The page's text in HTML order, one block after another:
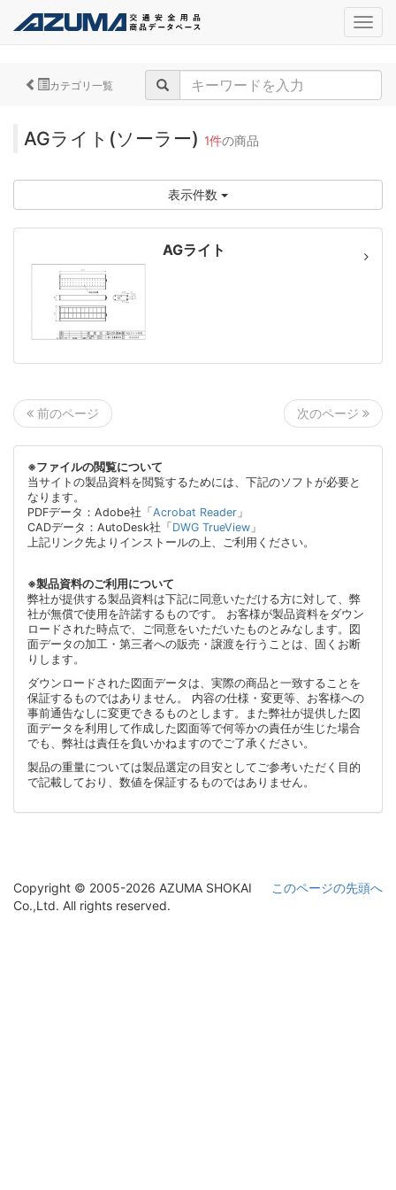
カテゴリ一覧
AGライト(ソーラー) 1件の商品
表示件数
AGライト
前のページ 次のページ
※ファイルの閲覧について
当サイトの製品資料を閲覧するためには、下記のソフトが必要と
なります。
PDFデータ：Adobe社「Acrobat Reader 」
CADデータ：AutoDesk社「DWG TrueView 」
上記リンク先よりインストールの上、ご利用ください。
※製品資料のご利用について
弊社が提供する製品資料は下記に同意いただける方に対して、弊
社が無償で使用を許諾するものです。 お客様が製品資料をダウン
ロードされた時点で、ご同意をいただいたものとみなします。図
面データの加工・第三者への販売・譲渡を行うことは、固くお断
りします。
ダウンロードされた図面データは、実際の商品と一致することを
保証するものではありません。 内容の仕様・変更等、お客様への
事前通告なしに変更できるものとします。また弊社が提供した図
面データを利用して作成した図面等で何等かの責任が生じた場合
でも、弊社は責任を負いかねますのでご了承ください。
製品の重量については製品選定の目安としてご参考いただく目的
で記載しており、数値を保証するものではありません。
このページの先頭へ
Copyright © 2005-2026 AZUMA SHOKAI
Co.,Ltd. All rights reserved.